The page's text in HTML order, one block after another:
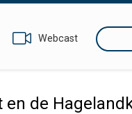
Webcast Zoeken
de